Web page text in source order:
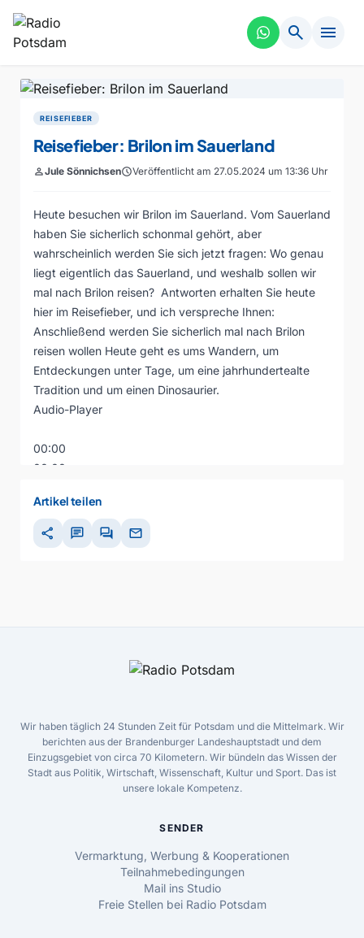
search menu
REISEFIEBER
Reisefieber: Brilon im Sauerland
personJule SönnichsenscheduleVeröffentlicht am 27.05.2024 um 13:36 Uhr
Heute besuchen wir Brilon im Sauerland. Vom Sauerland
haben Sie sicherlich schonmal gehört, aber
wahrscheinlich werden Sie sich jetzt fragen: Wo genau
liegt eigentlich das Sauerland, und weshalb sollen wir
mal nach Brilon reisen? Antworten erhalten Sie heute
hier im Reisefieber, und ich verspreche Ihnen:
Anschließend werden Sie sicherlich mal nach Brilon
reisen wollen Heute geht es ums Wandern, um
Entdeckungen unter Tage, um eine jahrhundertealte
Tradition und um einen Dinosaurier.
Audio-Player
00:00
00:00
Artikel teilen
share chat forum mail
Wir haben täglich 24 Stunden Zeit für Potsdam und die Mittelmark. Wir
berichten aus der Brandenburger Landeshauptstadt und dem
Einzugsgebiet von circa 70 Kilometern. Wir bündeln das Wissen der
Stadt aus Politik, Wirtschaft, Wissenschaft, Kultur und Sport. Das ist
unsere lokale Kompetenz.
SENDER
Vermarktung, Werbung & Kooperationen
Teilnahmebedingungen
Mail ins Studio
Freie Stellen bei Radio Potsdam